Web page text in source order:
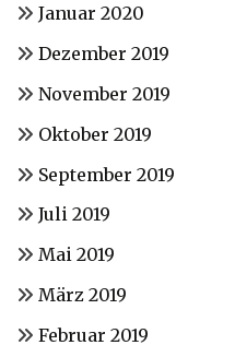
Januar 2020
Dezember 2019
November 2019
Oktober 2019
September 2019
Juli 2019
Mai 2019
März 2019
Februar 2019